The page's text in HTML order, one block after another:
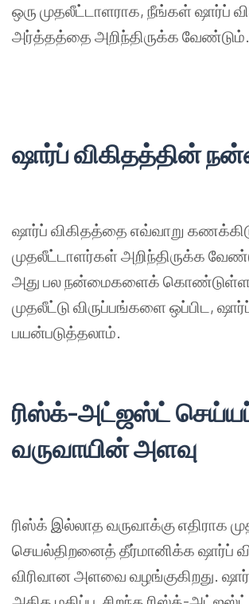
ஒரு முதலீட்டாளராக, நீங்கள் ஷார்ப்
அர்த்தத்தை அறிந்திருக்க வேண்டும்.
ஷார்ப்விகிதத்தின்
ஷார்ப் விகிதத்தை எவ்வாறு
முதலீட்டாளர்கள் அறிந்திருக்க
அது பலநன்மைகளைக்
முதலீட்டுவிருப்பங்களை ஒப்பிட ,
பயன்படுத்தலாம்.
ரிஸ்க்-அட்ஜஸ்ட்
வருவாயின்அளவு
ரிஸ்க் இல்லாத வருவாக்குஎதிராக
செயல்திறனைத் தீர்மானிக்க ஷார்ப்
விரிவான அளவை வழங்குகிறது.